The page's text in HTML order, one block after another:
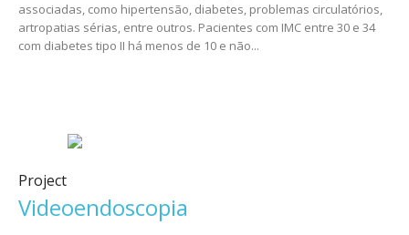
associadas, como hipertensão, diabetes, problemas circulatórios,
artropatias sérias, entre outros. Pacientes com IMC entre 30 e 34
com diabetes tipo II há menos de 10 e não...
Project
Videoendoscopia